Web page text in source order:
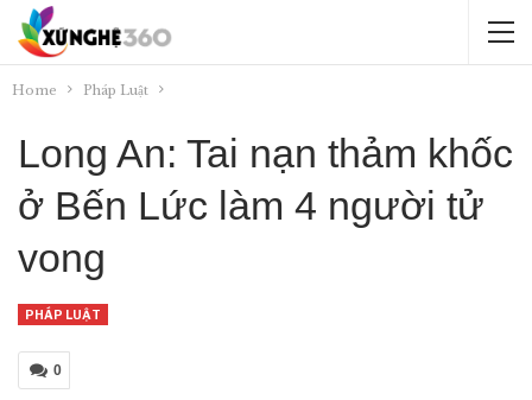
Home Pháp Luật
Long An: Tai nạn thảm khốc
ở Bến Lức làm 4 người tử
vong
PHÁP LUẬT
0